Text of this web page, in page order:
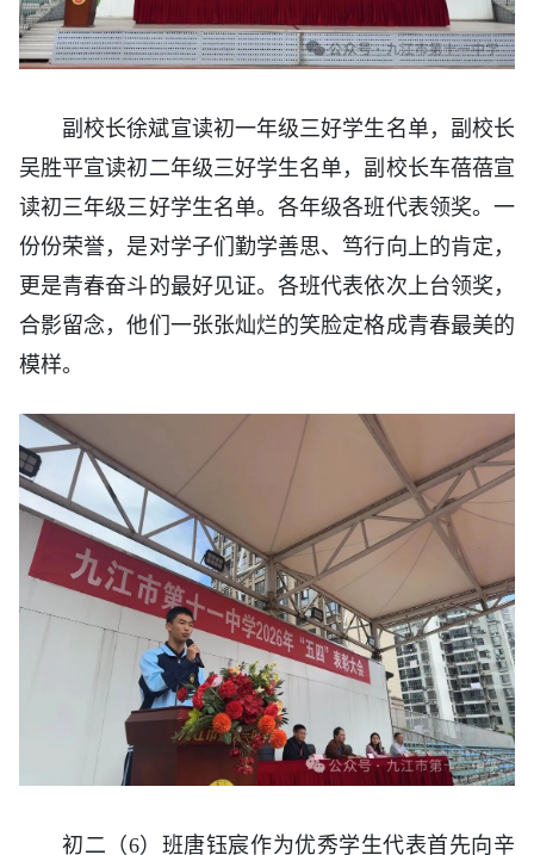
副校长徐斌宣读初一年级三好学生名单，副校长
吴胜平宣读初二年级三好学生名单，副校长车蓓蓓宣
读初三年级三好学生名单。各年级各班代表领奖。一
份份荣誉，是对学子们勤学善思、笃行向上的肯定，
更是青春奋斗的最好见证。各班代表依次上台领奖，
合影留念，他们一张张灿烂的笑脸定格成青春最美的
模样。
初二（6）班唐钰宸作为优秀学生代表首先向辛